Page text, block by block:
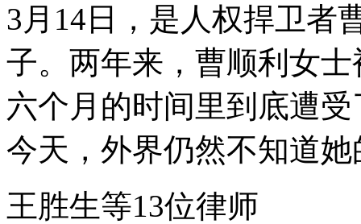
3月14日，是人权捍卫者
子。两年来，曹顺利女
六个月的时间里到底遭
今天，外界仍然不知道
王胜生等13位律师